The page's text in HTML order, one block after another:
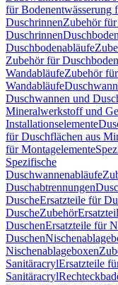
für Bodenentwässerung
DuschrinnenZubehör
Duschrinnen
Duschbodenabläufe
Zubehör für
WandabläufeZubehör
Wandabläufe
Duschwannen und
Mineralwerkstoff und
Installationselemente
für Duschflächen aus
für Montagelemente
Spezifische
Duschwannenabläufe
Duschabtrennungen
DuscheErsatzteile für
DuscheZubehör
DuschenErsatzteile für
Duschen
Nischenablageboxen
SanitäracrylErsatzteile
Sanitäracryl